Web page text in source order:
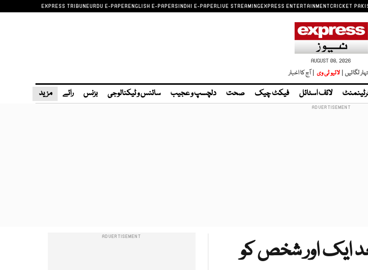
EXPRESS TRIBUNEURDU E-PAPERENGLISH E-PAPERSINDHI E-PAPERLIVE STREAMINGEXPRESS ENTERTAINMENTCRICKET
AUGUST 08, 2026
لگائیں | لائیو ٹی وی | آج کا اخبار
لائف اسٹائل فیکٹ چیک صحت دلچسپ و عجیب سائنس و ٹیکنالوجی بزنس رائے مزید
ایک اور شخص کو